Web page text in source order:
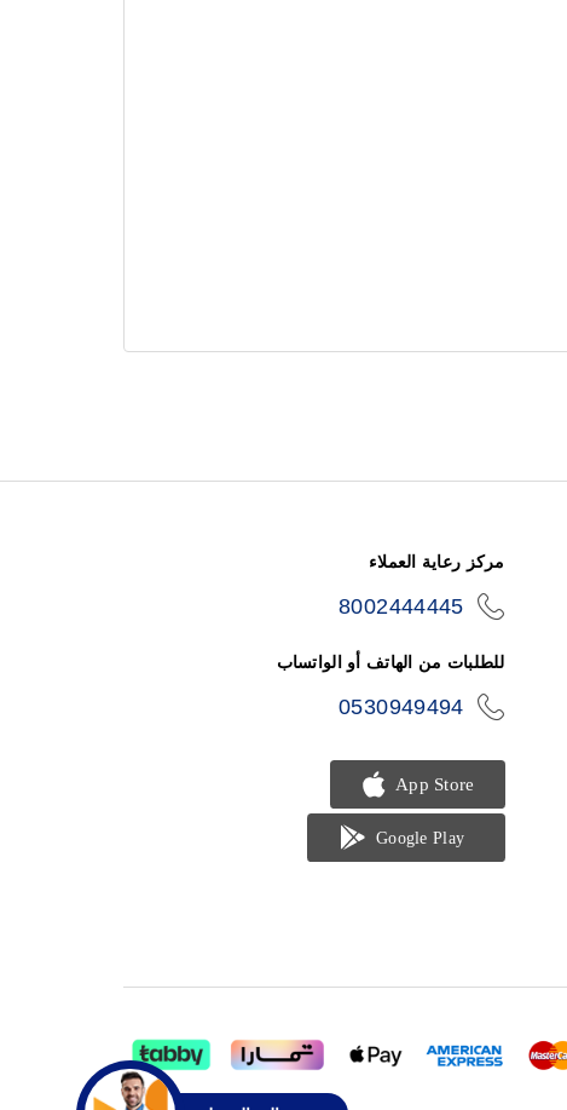
مركز رعاية العملاء
8002444445
للطلبات من الهاتف أو الواتساب
0530949494